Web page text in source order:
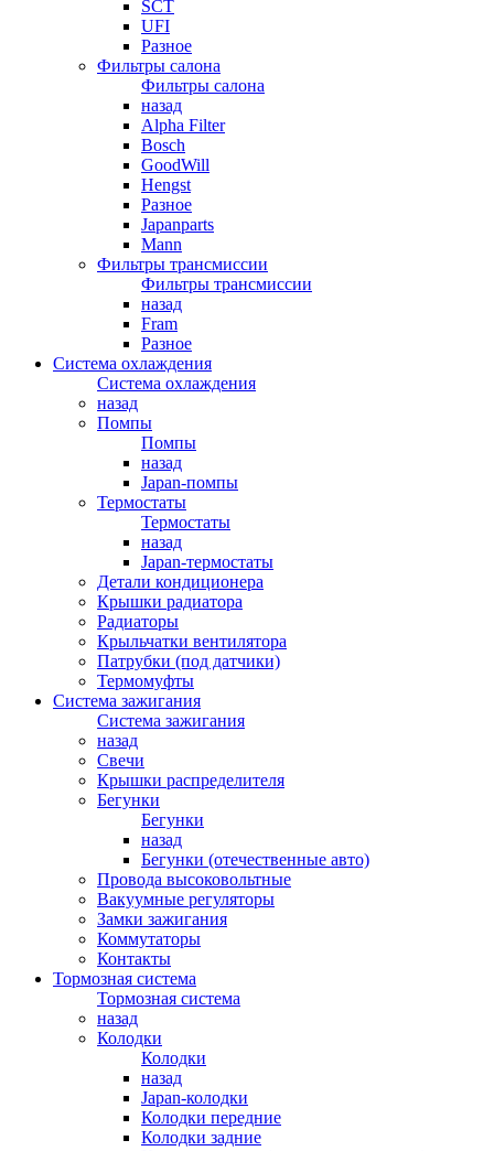
SCT
UFI
Разное
Фильтры салона
Фильтры салона
назад
Alpha Filter
Bosch
GoodWill
Hengst
Разное
Japanparts
Mann
Фильтры трансмиссии
Фильтры трансмиссии
назад
Fram
Разное
Система охлаждения
Система охлаждения
назад
Помпы
Помпы
назад
Japan-помпы
Термостаты
Термостаты
назад
Japan-термостаты
Детали кондиционера
Крышки радиатора
Радиаторы
Крыльчатки вентилятора
Патрубки (под датчики)
Термомуфты
Система зажигания
Система зажигания
назад
Свечи
Крышки распределителя
Бегунки
Бегунки
назад
Бегунки (отечественные авто)
Провода высоковольтные
Вакуумные регуляторы
Замки зажигания
Коммутаторы
Контакты
Тормозная система
Тормозная система
назад
Колодки
Колодки
назад
Japan-колодки
Колодки передние
Колодки задние